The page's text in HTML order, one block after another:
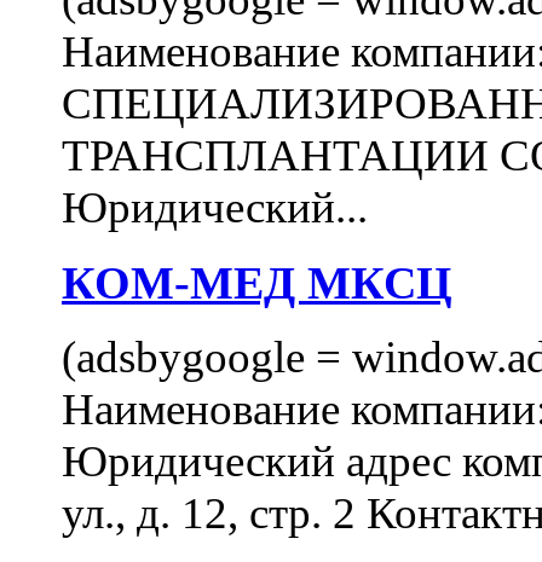
Наименование
ТРАНСПЛАНТАЦИИ
Юридический...
КОМ-МЕД МКСЦ
(adsbygoogle =
Наименование
Юридический адрес
ул., д. 12, стр. 2